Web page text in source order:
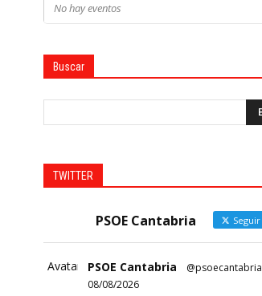
No hay eventos
Buscar
TWITTER
PSOE Cantabria Seguir
Avatar PSOE Cantabria @psoecantabria
08/08/2026